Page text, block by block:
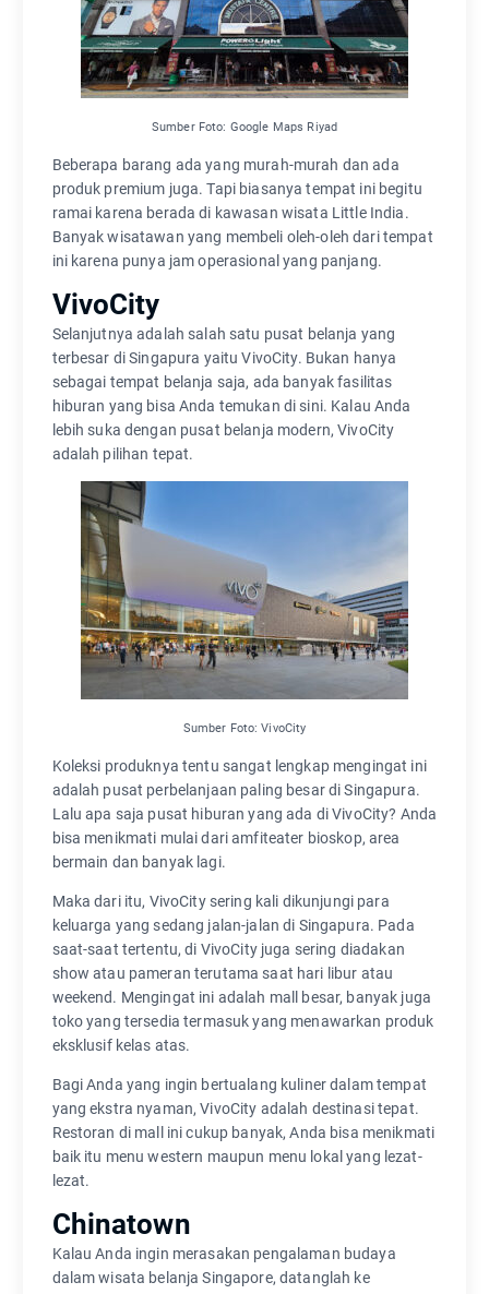
Sumber Foto: Google Maps Riyad
Beberapa barang ada yang murah-murah dan ada
produk premium juga. Tapi biasanya tempat ini begitu
ramai karena berada di kawasan wisata Little India.
Banyak wisatawan yang membeli oleh-oleh dari tempat
ini karena punya jam operasional yang panjang.
VivoCity
Selanjutnya adalah salah satu pusat belanja yang
terbesar di Singapura yaitu VivoCity. Bukan hanya
sebagai tempat belanja saja, ada banyak fasilitas
hiburan yang bisa Anda temukan di sini. Kalau Anda
lebih suka dengan pusat belanja modern, VivoCity
adalah pilihan tepat.
Sumber Foto: VivoCity
Koleksi produknya tentu sangat lengkap mengingat ini
adalah pusat perbelanjaan paling besar di Singapura.
Lalu apa saja pusat hiburan yang ada di VivoCity? Anda
bisa menikmati mulai dari amfiteater bioskop, area
bermain dan banyak lagi.
Maka dari itu, VivoCity sering kali dikunjungi para
keluarga yang sedang jalan-jalan di Singapura. Pada
saat-saat tertentu, di VivoCity juga sering diadakan
show atau pameran terutama saat hari libur atau
weekend. Mengingat ini adalah mall besar, banyak juga
toko yang tersedia termasuk yang menawarkan produk
eksklusif kelas atas.
Bagi Anda yang ingin bertualang kuliner dalam tempat
yang ekstra nyaman, VivoCity adalah destinasi tepat.
Restoran di mall ini cukup banyak, Anda bisa menikmati
baik itu menu western maupun menu lokal yang lezat-
lezat.
Chinatown
Kalau Anda ingin merasakan pengalaman budaya
dalam wisata belanja Singapore, datanglah ke